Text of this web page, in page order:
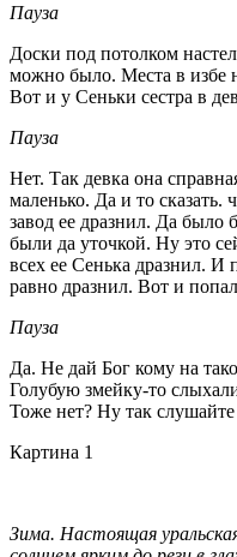
Пауза
Доски под потолком
можно было. Места в избе
Вот и у Сеньки сестра в
Пауза
Нет. Так девка она
маленько. Да и то сказать.
завод ее дразнил. Да было
были да уточкой. Ну это
всех ее Сенька дразнил. И
равно дразнил. Вот и
Пауза
Да. Не дай Бог кому на
Голубую змейку-то
Тоже нет? Ну так слушайте
Картина 1
Зима. Настоящая